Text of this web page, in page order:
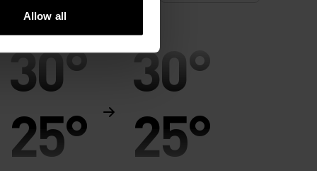
Allow all
30°
25°
30°
25°